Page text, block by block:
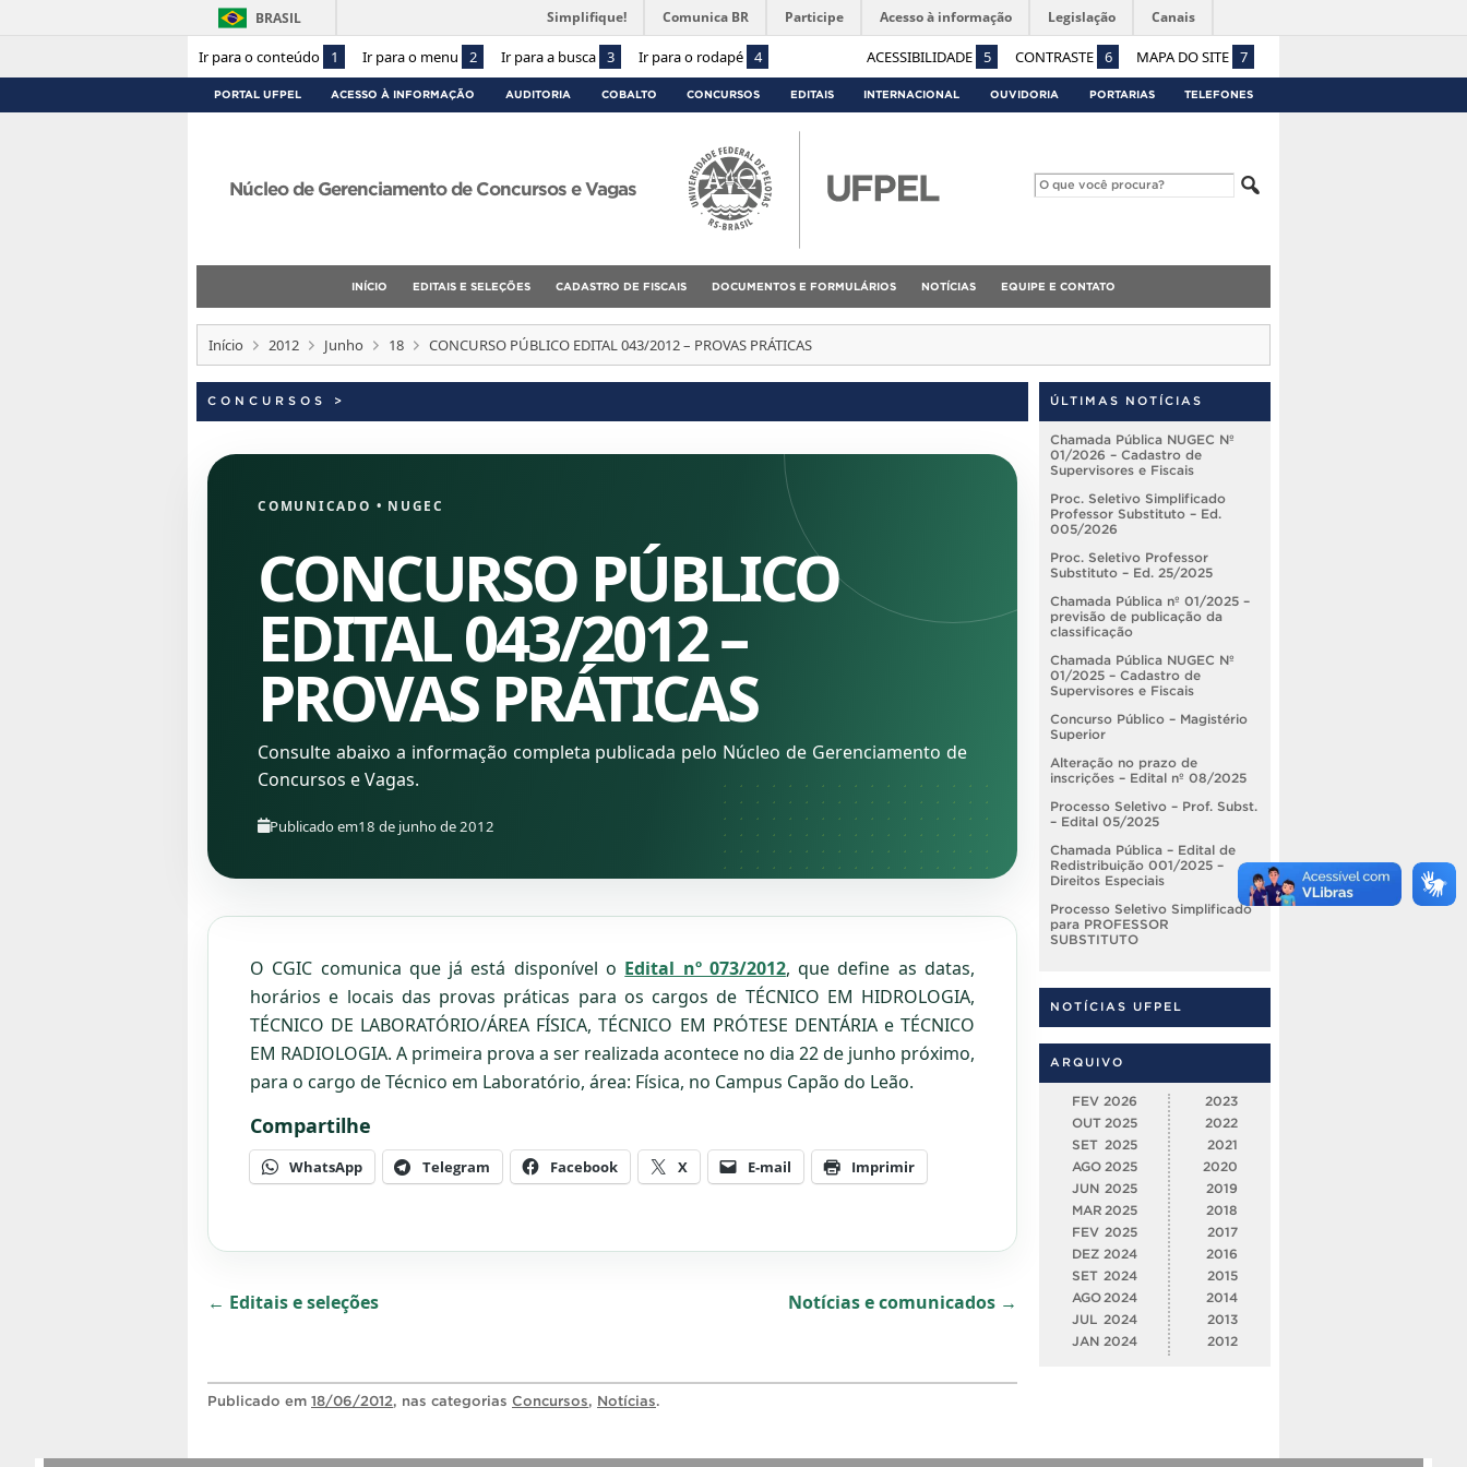
Ir para o conteúdo 1 Ir para o menu 2 Ir para a busca 3 Ir para o rodapé 4 ACESSIBILIDADE 5 CONTRASTE 6 MAPA DO SITE 7
BRASIL Simplifique! Comunica BR Participe Acesso à informação Legislação Canais
PORTAL UFPEL ACESSO À INFORMAÇÃO AUDITORIA COBALTO CONCURSOS EDITAIS INTERNACIONAL OUVIDORIA PORTARIAS TELEFONES
Núcleo de Gerenciamento de Concursos e Vagas
INÍCIO EDITAIS E SELEÇÕES CADASTRO DE FISCAIS DOCUMENTOS E FORMULÁRIOS NOTÍCIAS EQUIPE E CONTATO
Início 2012 Junho 18 CONCURSO PÚBLICO EDITAL 043/2012 – PROVAS PRÁTICAS
CONCURSOS >
COMUNICADO • NUGEC
CONCURSO PÚBLICO
EDITAL 043/2012 –
PROVAS PRÁTICAS
Consulte abaixo a informação completa publicada pelo Núcleo de Gerenciamento de
Concursos e Vagas.
Publicado em18 de junho de 2012
O CGIC comunica que já está disponível o Edital nº 073/2012, que define as datas,
horários e locais das provas práticas para os cargos de TÉCNICO EM HIDROLOGIA,
TÉCNICO DE LABORATÓRIO/ÁREA FÍSICA, TÉCNICO EM PRÓTESE DENTÁRIA e TÉCNICO
EM RADIOLOGIA. A primeira prova a ser realizada acontece no dia 22 de junho próximo,
para o cargo de Técnico em Laboratório, área: Física, no Campus Capão do Leão.
Compartilhe
WhatsApp Telegram Facebook X E-mail Imprimir
← Editais e seleções Notícias e comunicados →
Publicado em 18/06/2012, nas categorias Concursos, Notícias.
ÚLTIMAS NOTÍCIAS
Chamada Pública NUGEC Nº
01/2026 – Cadastro de
Supervisores e Fiscais
Proc. Seletivo Simplificado
Professor Substituto – Ed.
005/2026
Proc. Seletivo Professor
Substituto – Ed. 25/2025
Chamada Pública nº 01/2025 –
previsão de publicação da
classificação
Chamada Pública NUGEC Nº
01/2025 – Cadastro de
Supervisores e Fiscais
Concurso Público – Magistério
Superior
Alteração no prazo de
inscrições – Edital nº 08/2025
Processo Seletivo – Prof. Subst.
– Edital 05/2025
Chamada Pública – Edital de
Redistribuição 001/2025 –
Direitos Especiais
Processo Seletivo Simplificado
para PROFESSOR
SUBSTITUTO
NOTÍCIAS UFPEL
ARQUIVO
FEV 2026
OUT 2025
SET 2025
AGO 2025
JUN 2025
MAR 2025
FEV 2025
DEZ 2024
SET 2024
AGO 2024
JUL 2024
JAN 2024
2023
2022
2021
2020
2019
2018
2017
2016
2015
2014
2013
2012